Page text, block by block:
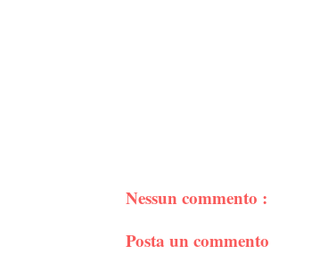
Nessun commento :
Posta un commento